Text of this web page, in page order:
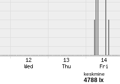
keskmine
4788 lx